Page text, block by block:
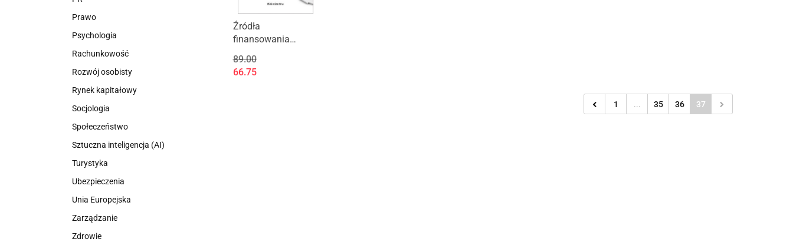
Prawo
Psychologia
Rachunkowość
Rozwój osobisty
Rynek kapitałowy
Socjologia
Społeczeństwo
Sztuczna inteligencja (AI)
Turystyka
Ubezpieczenia
Unia Europejska
Zarządzanie
Zdrowie
Źródła
finansowania
państwa w Polsce
(wyd. II)
89.00
66.75
1 ... 35 36 37